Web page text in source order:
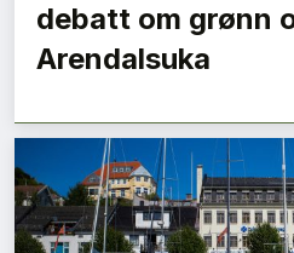
debatt om grønn
Arendalsuka